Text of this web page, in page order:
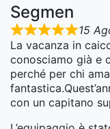
Segmen
15
La vacanza in
conosciamo già e
perché per chi
con un capitano